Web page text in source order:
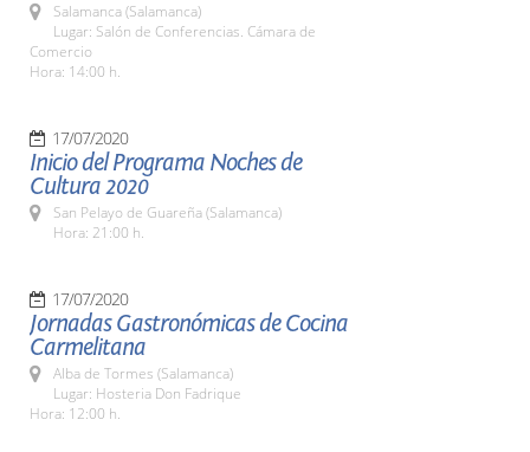
Salamanca (Salamanca)
Lugar: Salón de Conferencias. Cámara de
Comercio
Hora: 14:00 h.
17/07/2020
Inicio del Programa Noches de
Cultura 2020
San Pelayo de Guareña (Salamanca)
Hora: 21:00 h.
17/07/2020
Jornadas Gastronómicas de Cocina
Carmelitana
Alba de Tormes (Salamanca)
Lugar: Hosteria Don Fadrique
Hora: 12:00 h.